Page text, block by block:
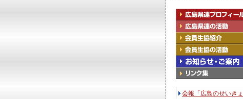
会報「広島のせいきょ